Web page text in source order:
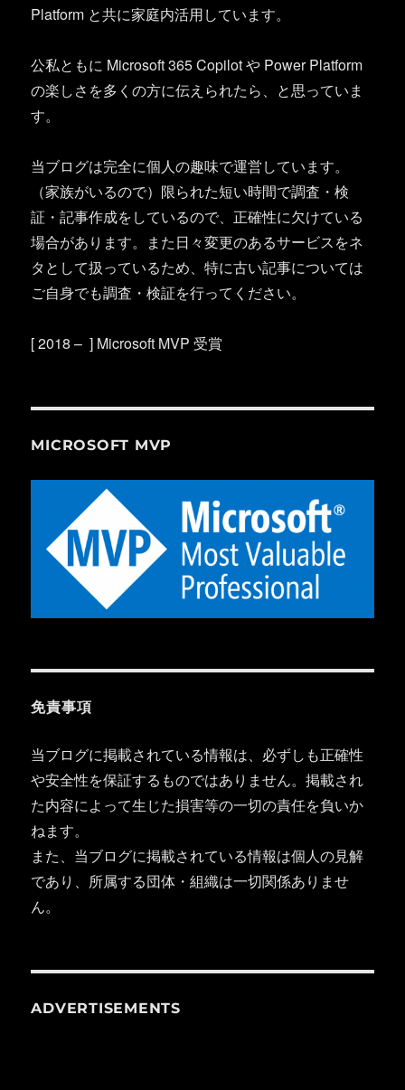
Platform と共に家庭内活用しています。
公私ともに Microsoft 365 Copilot や Power Platform
の楽しさを多くの方に伝えられたら、と思っていま
す。
当ブログは完全に個人の趣味で運営しています。
（家族がいるので）限られた短い時間で調査・検
証・記事作成をしているので、正確性に欠けている
場合があります。また日々変更のあるサービスをネ
タとして扱っているため、特に古い記事については
ご自身でも調査・検証を行ってください。
[ 2018 – ] Microsoft MVP 受賞
MICROSOFT MVP
免責事項
当ブログに掲載されている情報は、必ずしも正確性
や安全性を保証するものではありません。掲載され
た内容によって生じた損害等の一切の責任を負いか
ねます。
また、当ブログに掲載されている情報は個人の見解
であり、所属する団体・組織は一切関係ありませ
ん。
ADVERTISEMENTS